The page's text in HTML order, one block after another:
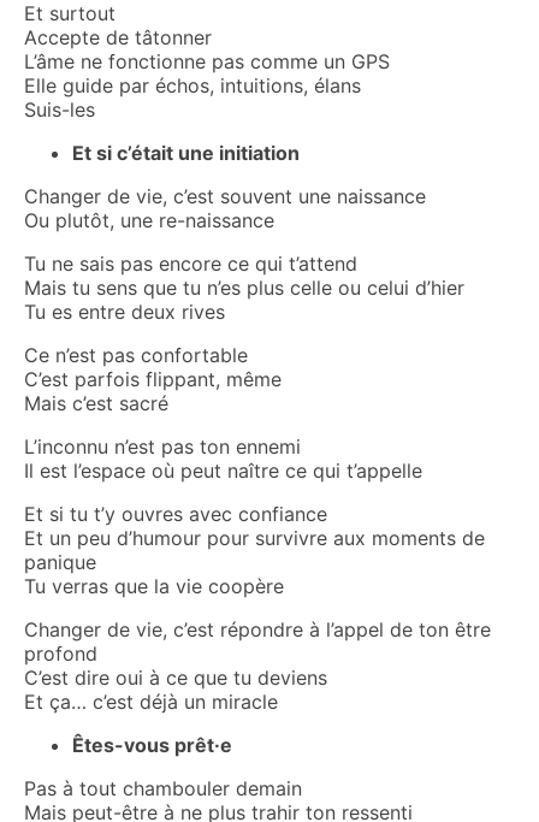
Et surtout
Accepte de tâtonner
L’âme ne fonctionne pas comme un GPS
Elle guide par échos, intuitions, élans
Suis-les
Et si c’était une initiation
Changer de vie, c’est souvent une naissance
Ou plutôt, une re-naissance
Tu ne sais pas encore ce qui t’attend
Mais tu sens que tu n’es plus celle ou celui d’hier
Tu es entre deux rives
Ce n’est pas confortable
C’est parfois flippant, même
Mais c’est sacré
L’inconnu n’est pas ton ennemi
Il est l’espace où peut naître ce qui t’appelle
Et si tu t’y ouvres avec confiance
Et un peu d’humour pour survivre aux moments de
panique
Tu verras que la vie coopère
Changer de vie, c’est répondre à l’appel de ton être
profond
C’est dire oui à ce que tu deviens
Et ça… c’est déjà un miracle
Êtes-vous prêt·e
Pas à tout chambouler demain
Mais peut-être à ne plus trahir ton ressenti